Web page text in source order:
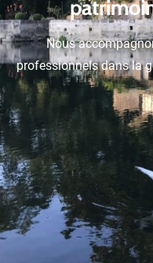
Nous
professionnels dans la